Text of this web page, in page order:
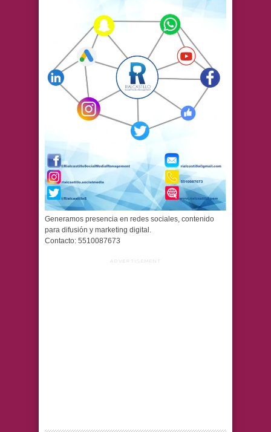
Generamos presencia en redes sociales, contenido
para difusión y marketing digital.
Contacto: 5510087673
ADVERTISEMENT